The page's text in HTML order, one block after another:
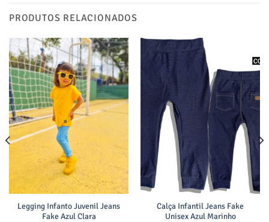
PRODUTOS RELACIONADOS
Legging Infanto Juvenil Jeans
Fake Azul Clara
Calça Infantil Jeans Fake
Unisex Azul Marinho